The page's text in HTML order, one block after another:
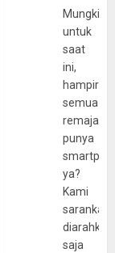
Mungkin
untuk
saat
ini,
hampir
semua
remaja
punya
ya?
Kami
sarankan,
diarahkan
saja